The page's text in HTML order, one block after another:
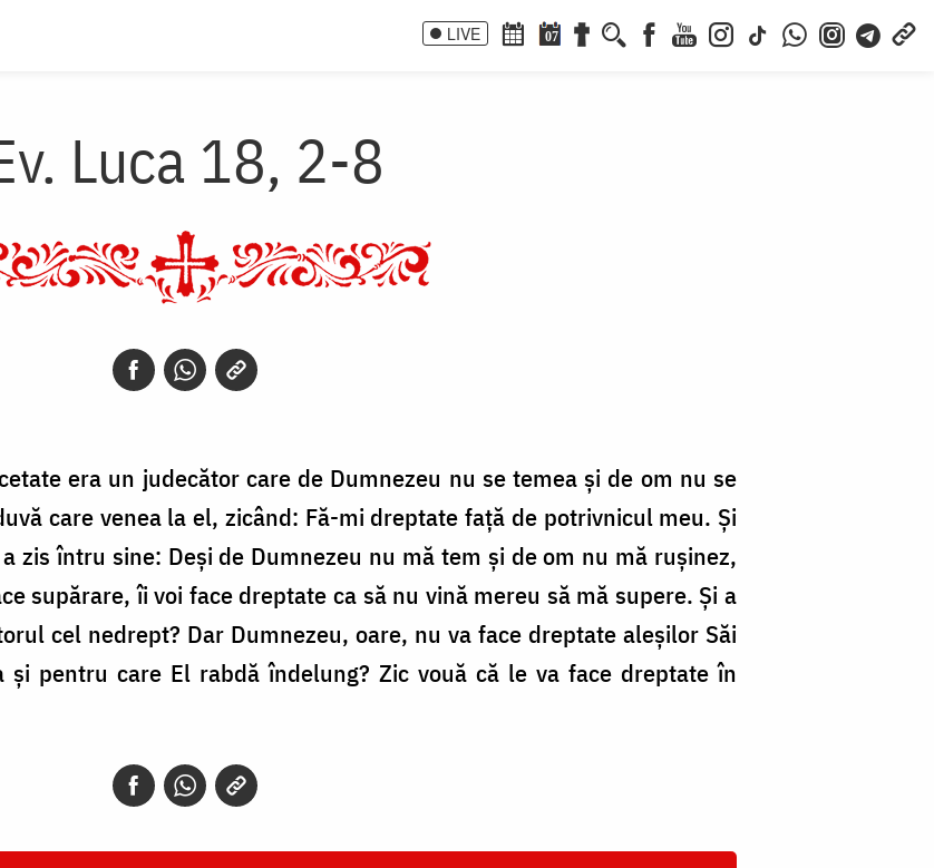
LIVE 07
Luca 18, 2-8
era un judecător care de Dumnezeu nu se temea și de om nu se
care venea la el, zicând: Fă-mi dreptate față de potrivnicul meu. Și
zis întru sine: Deși de Dumnezeu nu mă tem și de om nu mă rușinez,
supărare, îi voi face dreptate ca să nu vină mereu să mă supere. Și a
cel nedrept? Dar Dumnezeu, oare, nu va face dreptate aleșilor Săi
pentru care El rabdă îndelung? Zic vouă că le va face dreptate în